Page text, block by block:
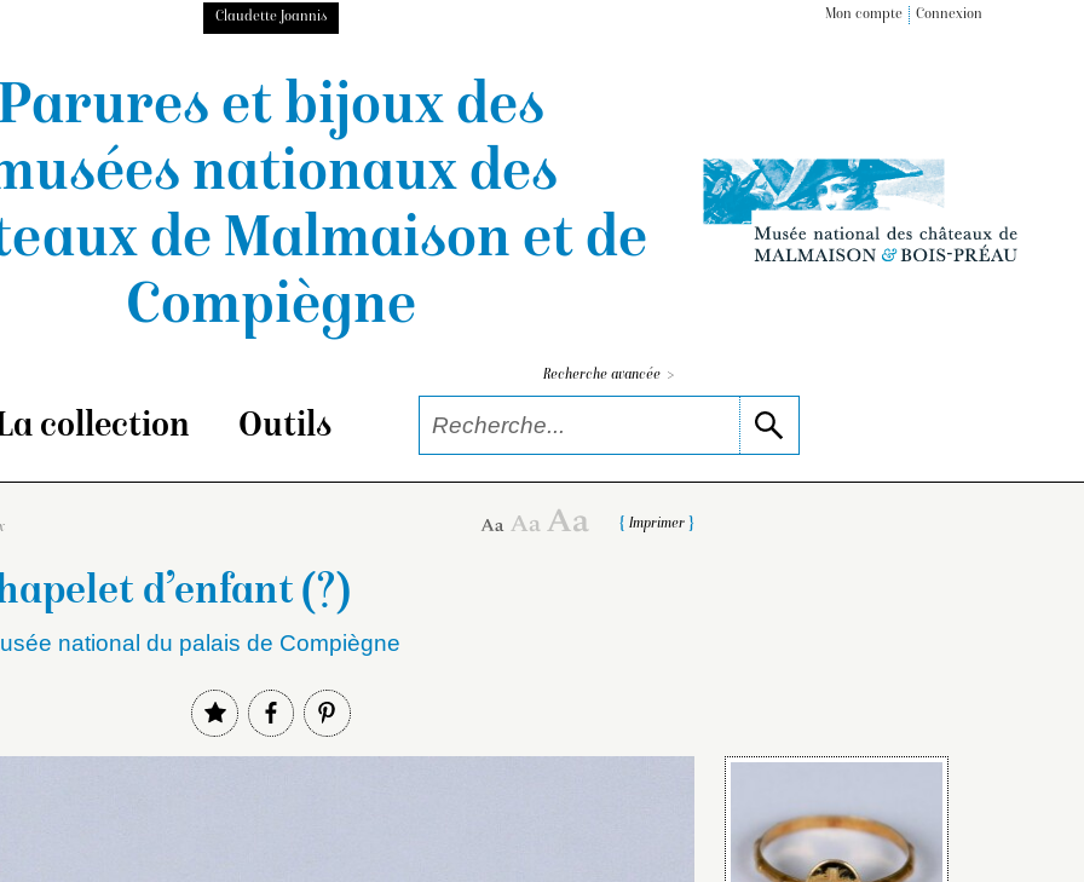
Claudette Joannis Mon compte Connexion
et bijoux des
nationauxdes
de Malmaison et de
Compiègne
collection Outils
Recherche avancée >
Imprimer
d’enfant (?)
national du palais de Compiègne